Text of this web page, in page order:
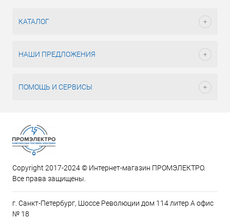
КАТАЛОГ
НАШИ ПРЕДЛОЖЕНИЯ
ПОМОЩЬ И СЕРВИСЫ
Copyright 2017-2024 © Интернет-магазин ПРОМЭЛЕКТРО.
Все права защищены.
г. Санкт-Петербург, Шоссе Революции дом 114 литер А офис
№ 18